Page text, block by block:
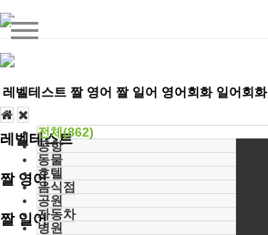
레벨테스트
짤 영어
짤 일어
레벨테스트 짤 영어 짤 일어 영어회화 일어회화
전체(862)
공항
동물
호텔
음식점
공원
자동차
병원